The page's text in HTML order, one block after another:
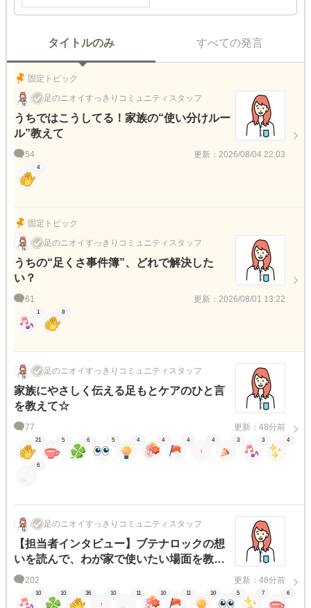
タイトルのみ すべての発言
固定トピック
足のニオイすっきりコミュニティスタッフ
うちではこうしてる！家族の“使い分けルー
ル”教えて
54 更新：2026/08/04 22:03
4
固定トピック
足のニオイすっきりコミュニティスタッフ
うちの“足くさ事件簿”、どれで解決した
い？
61 更新：2026/08/01 13:22
1 8
足のニオイすっきりコミュニティスタッフ
家族にやさしく伝える足もとケアのひと言
を教えて☆
77 更新：48分前
21 5 6 5 4 4 4 4 3 3 4
6
足のニオイすっきりコミュニティスタッフ
【担当者インタビュー】ブテナロックの想
いを読んで、わが家で使いたい場面を教え
て☆
202 更新：48分前
10 10 36 10 11 10 11 10 5 7 6